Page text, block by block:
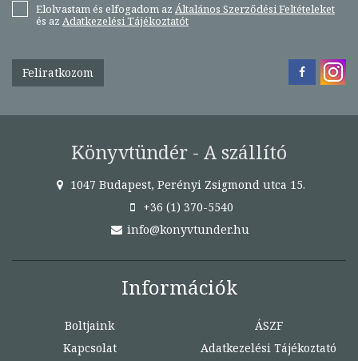
Elolvastam és elfogadom az Általános Szerződési Feltételeket
és az Adatkezelési Tájékoztatót
Feliratkozom
Könyvtündér - A szállító
1047 Budapest, Perényi Zsigmond utca 15.
+36 (1) 370-5540
info@konyvtunder.hu
Információk
Boltjaink
Kapcsolat
ÁSZF
Adatkezelési Tájékoztató